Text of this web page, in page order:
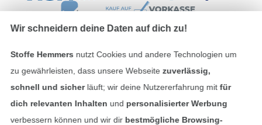
Unsere Versandpartner
Wir schneidern deine Daten auf dich zu!
Stoffe Hemmers nutzt Cookies und andere Technologien um
zu gewährleisten, dass unsere Webseite zuverlässig,
schnell und sicherläuft; wir deine Nutzererfahrung mitfür
dich relevanten Inhalten und personalisierter Werbung
verbessern können und wir dir bestmögliche Browsing-